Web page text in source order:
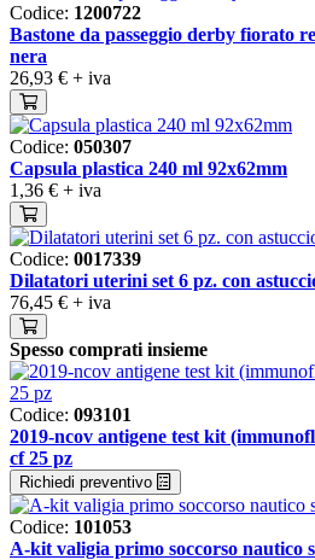
Codice: 1200722
Bastone da passeggio derby fiorato
nera
26,93 € + iva
Codice: 050307
Capsula plastica 240 ml 92x62mm
1,36 € + iva
Codice: 0017339
Dilatatori uterini set 6 pz. con
76,45 € + iva
Spesso comprati insieme
Codice: 093101
2019-ncov antigene test kit
cf 25 pz
Richiedi preventivo
Codice: 101053
A-kit valigia primo soccorso nautico